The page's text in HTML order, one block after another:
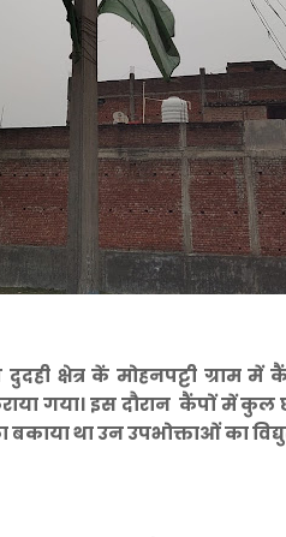
दुदही क्षेत्र कें मोहनपट्टी
गया। इस दौरान कैंपों में
था उन उपभोक्ताओं का